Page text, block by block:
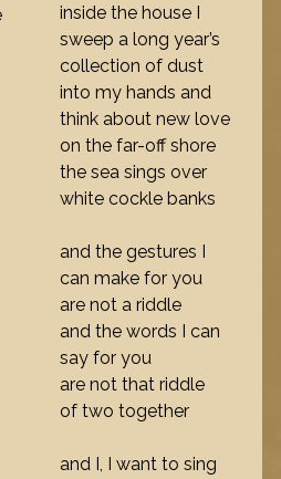
inside the house I
sweep a long year’s
collection of dust
into my hands and
think about new love
on the far-off shore
the sea sings over
white cockle banks
and the gestures I
can make for you
are not a riddle
and the words I can
say for you
are not that riddle
of two together
and I, I want to sing